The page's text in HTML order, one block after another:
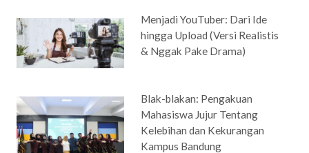
Menjadi YouTuber: Dari Ide
hingga Upload (Versi Realistis
& Nggak Pake Drama)
Blak-blakan: Pengakuan
Mahasiswa Jujur Tentang
Kelebihan dan Kekurangan
Kampus Bandung